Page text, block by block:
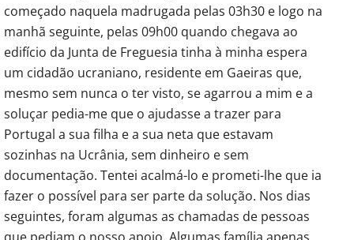
começado naquela madrugada pelas 03h30 e logo na
manhã seguinte, pelas 09h00 quando chegava ao
edifício da Junta de Freguesia tinha à minha espera
um cidadão ucraniano, residente em Gaeiras que,
mesmo sem nunca o ter visto, se agarrou a mim e a
soluçar pedia-me que o ajudasse a trazer para
Portugal a sua filha e a sua neta que estavam
sozinhas na Ucrânia, sem dinheiro e sem
documentação. Tentei acalmá-lo e prometi-lhe que ia
fazer o possível para ser parte da solução. Nos dias
seguintes, foram algumas as chamadas de pessoas